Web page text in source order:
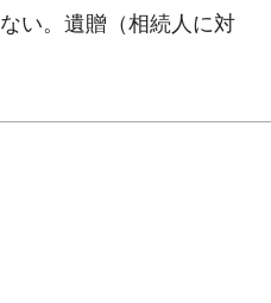
い。遺贈（相続人に対